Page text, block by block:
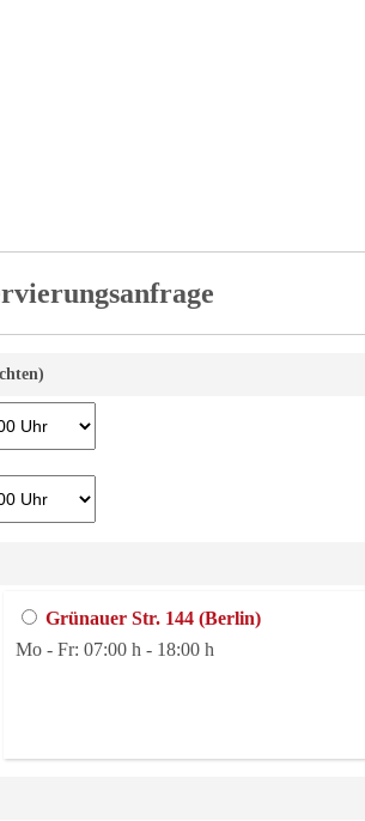
Grünauer Str. 144 (Berlin)
Mo - Fr: 07:00 h - 18:00 h